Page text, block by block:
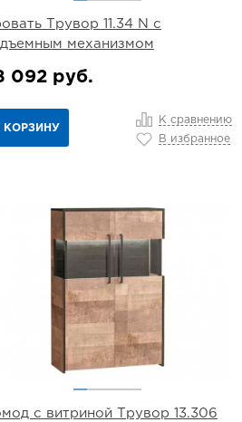
Трувор 11.34 N с
механизмом
092 руб.
КОРЗИНУ
К сравнению
В избранное
с витриной Трувор 13.306